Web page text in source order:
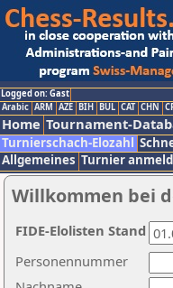
Logged on: Gast
Arabic ARM AZE BIH BUL CAT CHN
Home Tournament-
Turnierschach-Elozahl
Allgemeines Turnier
Willkommen bei
Personennummer
FIDE-Elolisten Stand